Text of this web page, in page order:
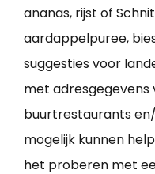
ananas, rijst of
aardappelpuree,
suggesties voor
met adresgegevens
buurtrestaurants
mogelijk kunnen
het proberen met